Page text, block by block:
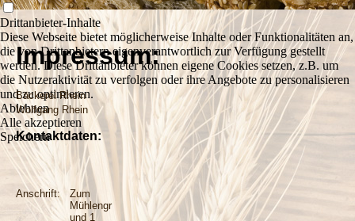
Impressum:
Bäckerei Rhein
Wolfgang Rhein
Kontaktdaten:
Anschrift:
Zum
Mühlengr
und 1
Drittanbieter-Inhalte
Diese Webseite bietet möglicherweise Inhalte oder Funktionalitäten an,
die von Drittanbietern eigenverantwortlich zur Verfügung gestellt
werden. Diese Drittanbieter können eigene Cookies setzen, z.B. um
die Nutzeraktivität zu verfolgen oder ihre Angebote zu personalisieren
und zu optimieren.
Ablehnen
Alle akzeptieren
Speichern